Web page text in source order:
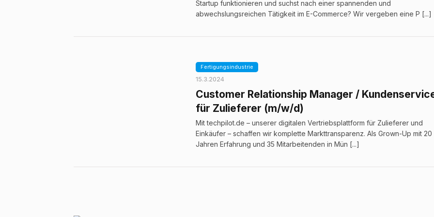
Startup funktionieren und suchst nach einer spannenden und
abwechslungsreichen Tätigkeit im E-Commerce? Wir vergeben eine P [...]
Fertigungs­industrie
15.3.2024
Customer Relationship Manager /
für Zulieferer (m/w/d)
Mit techpilot.de – unserer digitalen Vertriebsplattform für Zulieferer und
Einkäufer – schaffen wir komplette Markttransparenz. Als Grown-Up mit 20
Jahren Erfahrung und 35 Mitarbeitenden in Mün [...]